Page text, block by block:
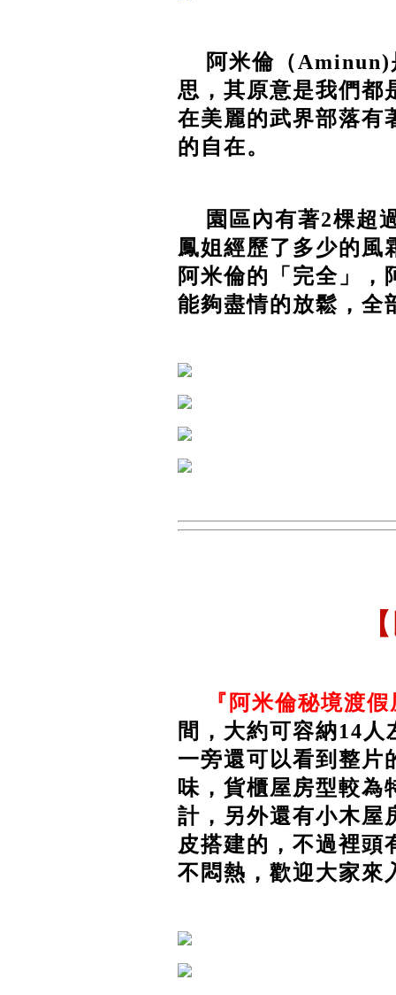
阿米倫（Aminun)
思，其原意是我們都
在美麗的武界部落有
的自在。
園區內有著2棵超
鳳姐經歷了多少的風
阿米倫的「完全」，
能夠盡情的放鬆，全
『阿米倫秘境渡
間，大約可容納14
一旁還可以看到整片
味，貨櫃屋房型較為
計，另外還有小木屋
皮搭建的，不過裡頭
不悶熱，歡迎大家來